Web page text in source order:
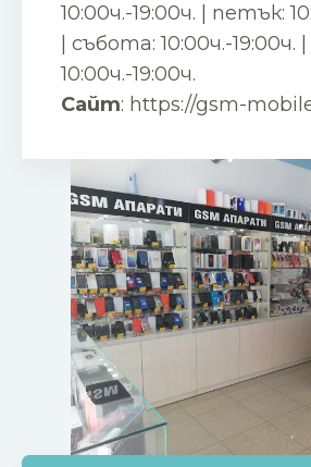
10:00ч.-19:00ч. | петък:
| събота: 10:00ч.-19:00ч.
10:00ч.-19:00ч.
Сайт: https://gsm-